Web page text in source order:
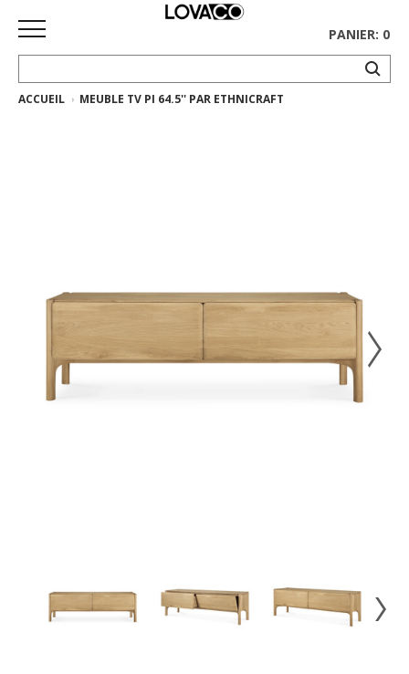
ACCUEIL
Collection
Tapis
LISTE
PANIER: 0
ACCUEIL MEUBLE TV PI 64.5'' PAR ETHNICRAFT